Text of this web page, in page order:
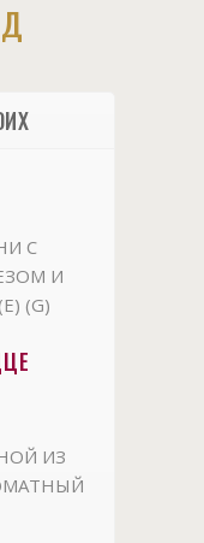
С
И
(G)
ИЗ